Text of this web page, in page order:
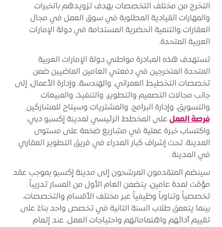
التخرج من مختلف التخصصات بهدف تزويدهم بالخبرات
والمهارات القيادية المطلوبة في سوق العمل في مجال
العقارات والتنمية الحضرية المستدامة في دولة الإمارات
العربية المتحدة.
تستهدف هذه المبادرة مواطني دولة الإمارات العربية
المتحدة المتخرجين في دفعتي العامين الماضيين ضمن
تخصصات التخطيط العمراني، والهندسة، وإدارة الأعمال، إلى
جانب مجالات التصميم والتطوير، والتنفيذ، والمبيعات
والتسويق، وإدارة البرامج، والمشتريات وسيتاح للمشاركين
فرصة العمل على المخطط الرئيسي لمدينة إكسبو دبي،
واكتساب خبرة عملية في مشاريع ضخمة على مستوى
المدينة، تحت إشراف كبار المدراء في فريق التطوير العقاري
في المدينة.
سينضم المتقدمون المرشحون إلى مدينة إكسبو بموجب عقد
مؤقت لمدة عامين، يتضمن العام الأول من المسار تدريباً
تخصصياً وتناوباً وظيفياً عبر مختلف الأقسام والتخصصات،
بينما يتعمق طلاب السنة الثانية في تخصص واحد بناءً على
تقييم أدائهم واهتماماتهم واحتياجات العمل. عند إتمام